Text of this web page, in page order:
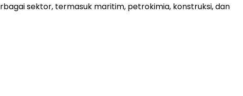
sektor, termasuk maritim, petrokimia, konstruksi, dan